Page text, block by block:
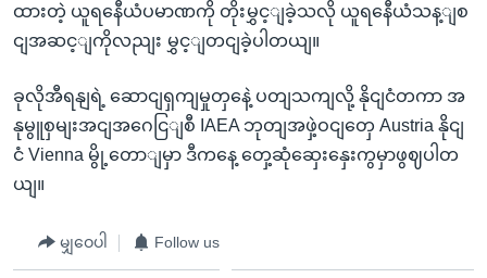
ထားတဲ့ ယူရနေီယံပမာဏကို တိုးမွှင့ျခဲ့သလို ယူရနေီယံသန့ျစ
ငျအဆင့ျကိုလညျး မွှင့ျတငျခဲ့ပါတယျ။
ခုလိုအီရနျရဲ့ ဆောငျရှကျမှုတှနေဲ့ ပတျသကျလို့ နိုငျငံတကာ အ
နုမွူစှမျးအငျအဂေငြျစီ IAEA ဘုတျအဖှဲ့ဝငျတှေ Austria နိုငျ
ငံ Vienna မွို့တောျမှာ ဒီကနေ့ တှေ့ဆုံဆှေးနှေးကွမှာဖွဈပါတ
ယျ။
မျှဝေပါ Follow us